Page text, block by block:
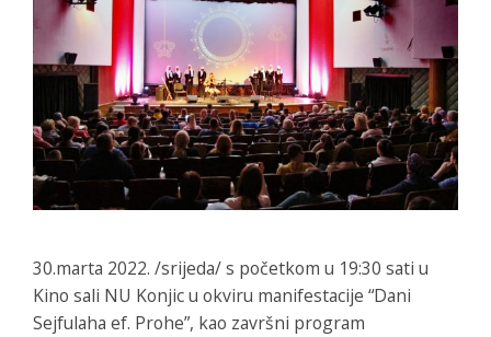
30.marta 2022. /srijeda/ s početkom u 19:30 sati u
Kino sali NU Konjic u okviru manifestacije “Dani
Sejfulaha ef. Prohe”, kao završni program